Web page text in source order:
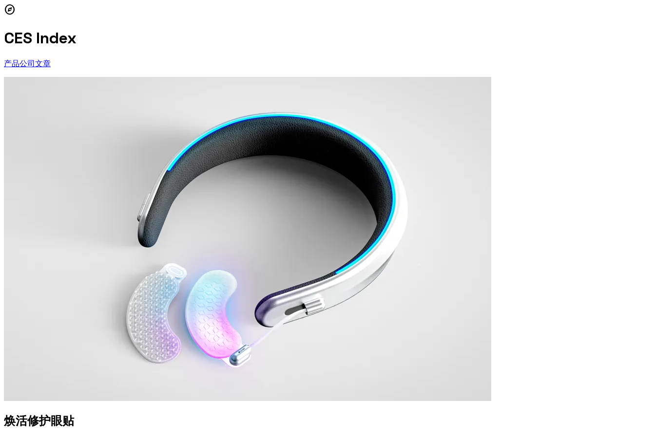
explore
CES Index
产品公司文章
焕活修护眼贴